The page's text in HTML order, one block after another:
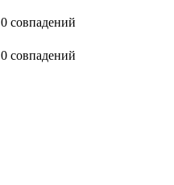
0 совпадений
0 совпадений